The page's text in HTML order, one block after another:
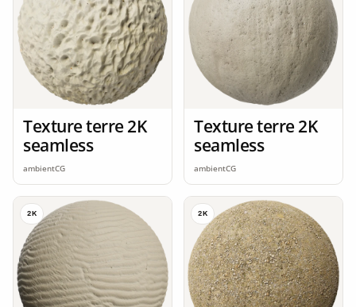
Texture terre 2K
seamless
ambientCG
Texture terre 2K
seamless
ambientCG
2K 2K